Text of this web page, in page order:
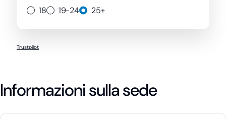
18 19-24 25+
Trustpilot
Informazioni sulla sede